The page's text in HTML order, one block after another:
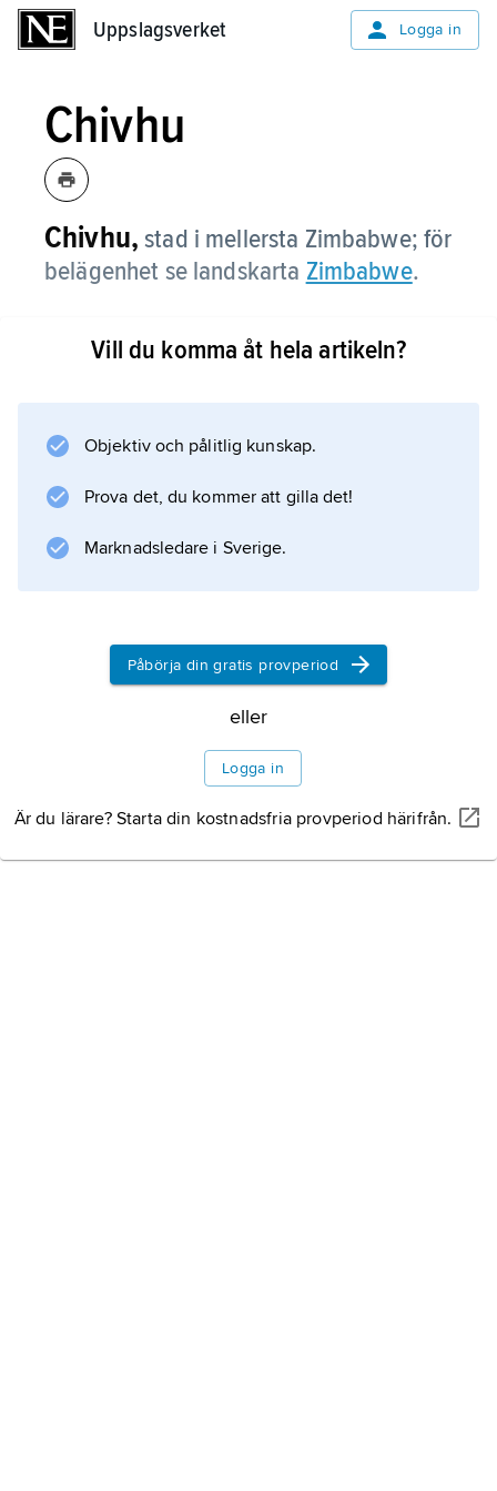
Uppslagsverket Logga in
Chivhu
Chivhu, stad i mellersta Zimbabwe; för
belägenhet se landskarta Zimbabwe.
Vill du komma åt hela artikeln?
Objektiv och pålitlig kunskap.
Prova det, du kommer att gilla det!
Marknadsledare i Sverige.
Påbörja din gratis provperiod
eller
Logga in
Är du lärare? Starta din kostnadsfria provperiod härifrån.